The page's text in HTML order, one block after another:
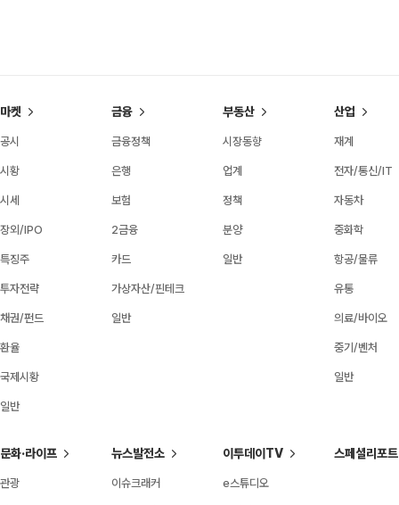
마켓
공시
시황
시세
장외/IPO
특징주
투자전략
채권/펀드
환율
국제시황
일반
금융
금융정책
은행
보험
2금융
카드
가상자산/핀테크
일반
부동산
시장동향
업계
정책
분양
일반
산업
재계
전자/통신/IT
자동차
중화학
항공/물류
유통
의료/바이오
중기/벤처
일반
문화·라이프
관광
뉴스발전소
이슈크래커
이투데이TV
e스튜디오
스페셜리포트